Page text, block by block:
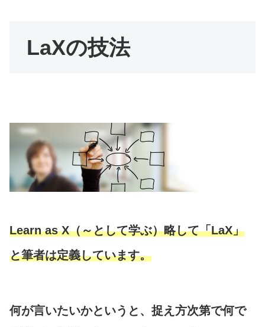
LaXの技法
Learn as X（～として学ぶ）略して「LaX」
と筆者は定義しています。
何が言いたいかというと、捉え方次第で何で